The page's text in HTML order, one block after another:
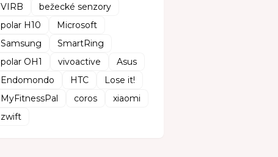
VIRB
bežecké senzory
polar H10
Microsoft
Samsung
SmartRing
polar OH1
vivoactive
Asus
Endomondo
HTC
Lose it!
MyFitnessPal
coros
xiaomi
zwift